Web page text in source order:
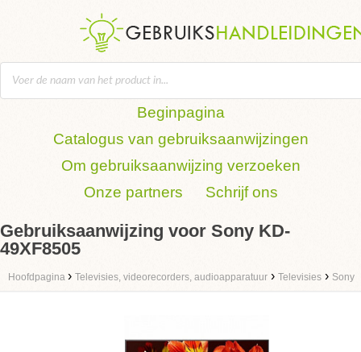
Beginpagina
Catalogus van gebruiksaanwijzingen
Om gebruiksaanwijzing verzoeken
Onze partners
Schrijf ons
Gebruiksaanwijzing voor Sony KD-
49XF8505
Hoofdpagina › Televisies, videorecorders, audioapparatuur › Televisies › Sony